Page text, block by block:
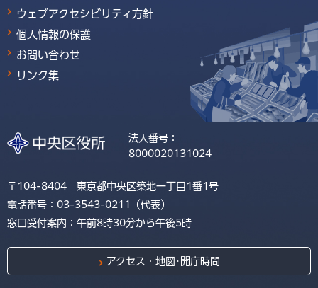
ウェブアクセシビリティ方針
個人情報の保護
お問い合わせ
リンク集
法人番号：
8000020131024
〒104-8404 東京都中央区築地一丁目1番1号
電話番号：03-3543-0211（代表）
窓口受付案内：午前8時30分から午後5時
アクセス・地図･開庁時間